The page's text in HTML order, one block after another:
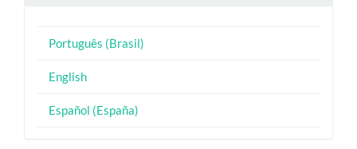
Português (Brasil)
English
Español (España)